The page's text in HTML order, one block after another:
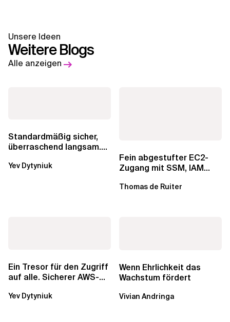
Unsere Ideen
Weitere Blogs
Alle anzeigen
Standardmäßig sicher,
überraschend langsam.
über die RDS...
Yev Dytyniuk
Fein abgestufter EC2-
Zugang mit SSM, IAM
Thomas de Ruiter
Ein Tresor für den Zugriff
auf alle. Sicherer AWS-
Konten
Yev Dytyniuk
Wenn Ehrlichkeit das
Wachstum fördert
Vivian Andringa